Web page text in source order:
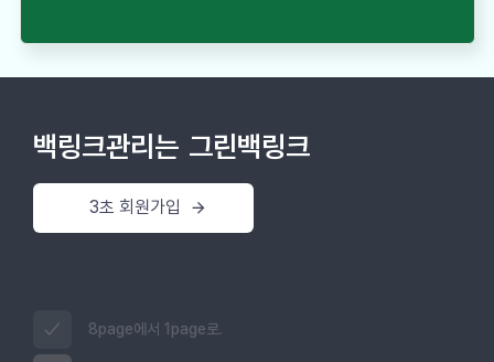
백링크관리는 그린백링크
3초 회원가입
8page에서 1page로.